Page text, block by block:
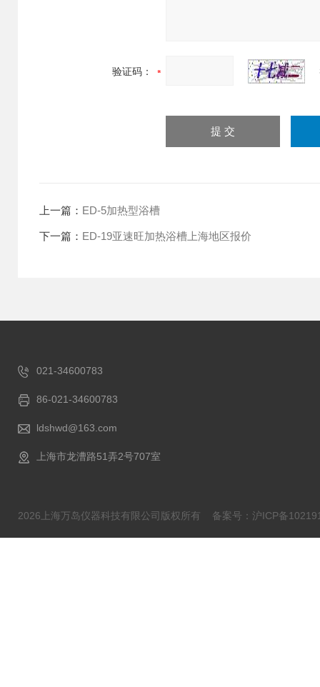
验证码：
上一篇： ED-5加热型浴槽
下一篇： ED-19亚速旺加热浴槽上海地区报价
021-34600783
86-021-34600783
ldshwd@163.com
上海市龙漕路51弄2号707室
2026上海万岛仪器科技有限公司版权所有 备案号：沪ICP备